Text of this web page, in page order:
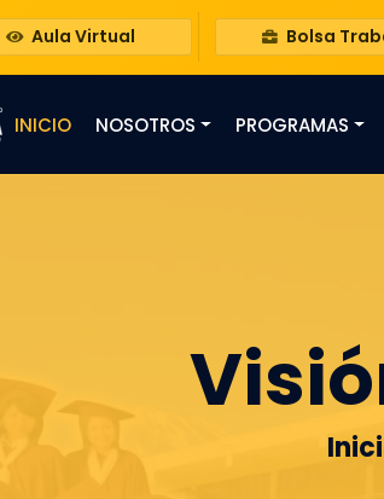
Aula Virtual Bolsa
INICIO NOSOTROS PROGRAMAS